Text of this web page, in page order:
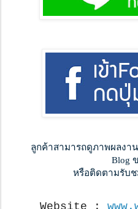
ลูกค้าสามารถดูภาพผลงา
Blog
หรือติดตามรับช